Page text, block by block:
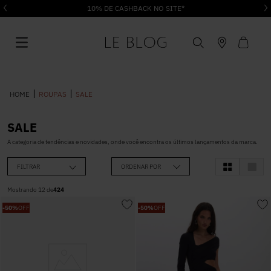
10% DE CASHBACK NO SITE*
ROUPAS SALE
SALE
A categoria de tendências e novidades, onde você encontra os últimos lançamentos da marca.
FILTRAR ORDENAR POR
Mostrando 12 de424
-50%OFF -50%OFF
1º Vestido
2º Roupas